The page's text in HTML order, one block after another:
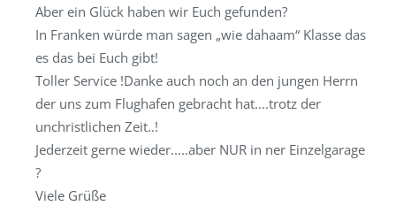
Aber ein Glück haben wir Euch gefunden?
In Franken würde man sagen „wie dahaam“ Klasse das
es das bei Euch gibt!
Toller Service !Danke auch noch an den jungen Herrn
der uns zum Flughafen gebracht hat....trotz der
unchristlichen Zeit..!
Jederzeit gerne wieder.....aber NUR in ner Einzelgarage
?
Viele Grüße